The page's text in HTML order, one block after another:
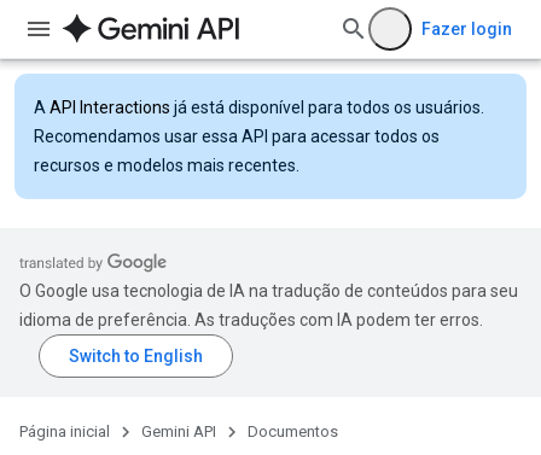
Fazer login
A API Interactions já está disponível para todos os usuários.
Recomendamos usar essa API para acessar todos os
recursos e modelos mais recentes.
O Google usa tecnologia de IA na tradução de conteúdos para seu
idioma de preferência. As traduções com IA podem ter erros.
Página inicial Gemini API Documentos